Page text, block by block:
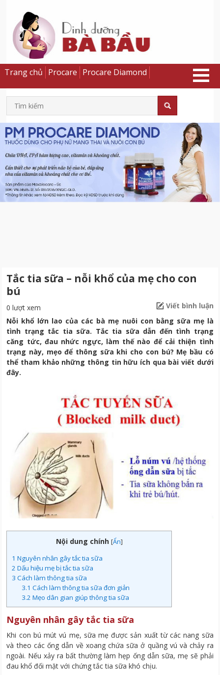
Tắc tia sữa – nỗi khổ của mẹ cho con
bú
0 lượt xem
Viết bình luận
Nỗi khổ lớn lao của các bà mẹ nuôi con bằng sữa mẹ là
tình trạng tắc tia sữa. Tắc tia sữa dẫn đến tình trạng
căng tức, đau nhức ngực, làm thế nào để cải thiện tình
trạng này, mẹo để thông sữa khi cho con bú? Mẹ bầu có
thể tham khảo những thông tin hữu ích qua bài viết dưới
đây.
Nội dung chính [Ẩn]
1 Nguyên nhân gây tắc tia sữa
2 Dấu hiệu mẹ bị tắc tia sữa
3 Cách làm thông tia sữa
3.1 Cách làm thông tia sữa đơn giản
3.2 Mẹo dân gian giúp thông tia sữa
Nguyên nhân gây tắc tia sữa
Khi con bú mút vú mẹ, sữa mẹ được sản xuất từ các nang sữa
và theo các ống dẫn về xoang chứa sữa ở quầng vú và chảy ra
ngoài. Nếu xảy ra bất thường làm hẹp ống dẫn sữa, mẹ sẽ phải
đau khổ đối mặt với chứng tắc tia sữa khó chịu.
Trang chủ Procare Procare Diamond